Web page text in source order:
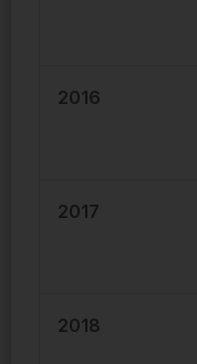
2016
2017
2018